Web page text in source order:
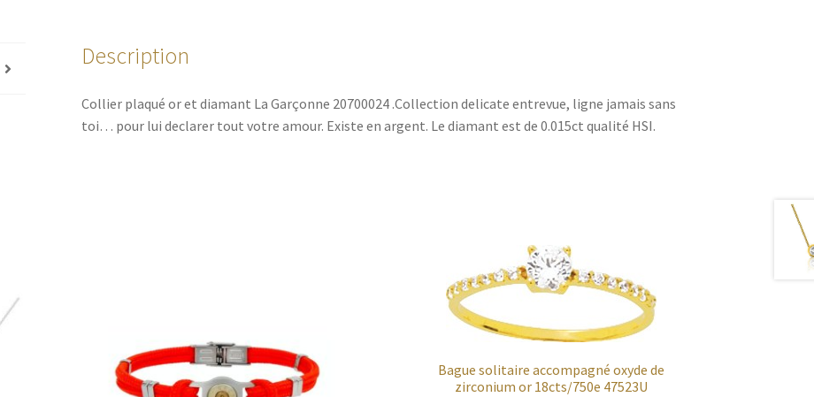
Description
Collier plaqué or et diamant La Garçonne 20700024 .Collection delicate entrevue, ligne jamais sans
toi… pour lui declarer tout votre amour. Existe en argent. Le diamant est de 0.015ct qualité HSI.
Bague solitaire accompagné oxyde de
zirconium or 18cts/750e 47523U